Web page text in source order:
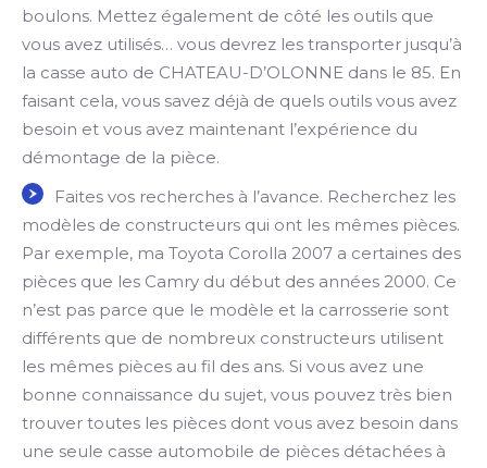
boulons. Mettez également de côté les outils que
vous avez utilisés… vous devrez les transporter jusqu’à
la casse auto de CHATEAU-D’OLONNE dans le 85. En
faisant cela, vous savez déjà de quels outils vous avez
besoin et vous avez maintenant l’expérience du
démontage de la pièce.
Faites vos recherches à l’avance. Recherchez les
modèles de constructeurs qui ont les mêmes pièces.
Par exemple, ma Toyota Corolla 2007 a certaines des
pièces que les Camry du début des années 2000. Ce
n’est pas parce que le modèle et la carrosserie sont
différents que de nombreux constructeurs utilisent
les mêmes pièces au fil des ans. Si vous avez une
bonne connaissance du sujet, vous pouvez très bien
trouver toutes les pièces dont vous avez besoin dans
une seule casse automobile de pièces détachées à